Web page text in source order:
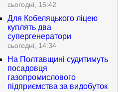
сьогодні, 15:42
Для Кобеляцького ліцею
куплять два
супергенератори
сьогодні, 14:34
На Полтавщині судитимуть
посадовця
газопромислового
підприємства за видобуток